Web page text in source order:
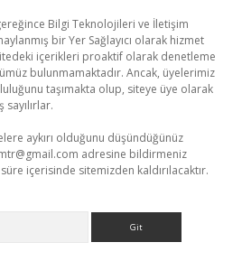
Bilgi Teknolojileri ve İletişim
bir Yer Sağlayıcı olarak hizmet
içerikleri proaktif olarak denetleme
bulunmamaktadır. Ancak, üyelerimiz
taşımakta olup, siteye üye olarak
aykırı olduğunu düşündüğünüz
adresine bildirmeniz
içerisinde sitemizden kaldırılacaktır.